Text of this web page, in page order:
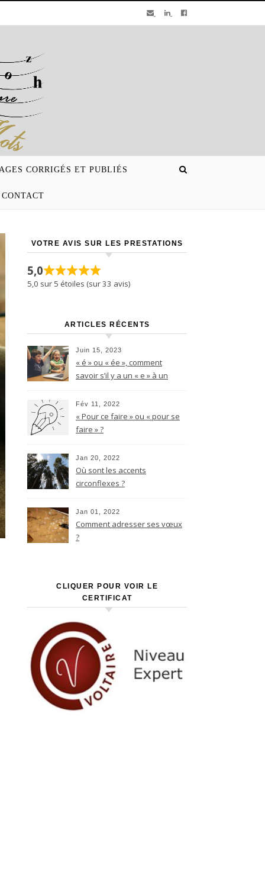
CORRIGÉS ET PUBLIÉS
CONTACT
VOTRE AVIS SUR LES PRESTATIONS
5,0
5,0 sur 5 étoiles (sur 33 avis)
ARTICLES RÉCENTS
Juin 15, 2023
« é » ou « ée », comment
savoir s’il y a un « e » à un
son -é ?
Fév 11, 2022
« Pour ce faire » ou « pour se
faire » ?
Jan 20, 2022
Où sont les accents
circonflexes ?
Jan 01, 2022
Comment adresser ses vœux
?
CLIQUER POUR VOIR LE
CERTIFICAT